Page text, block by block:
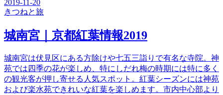
2019-11-20
きつねと旅
城南宮｜京都紅葉情報2019
城南宮は伏見区にある方除けや七五三詣りで有名な寺院。神
苑では四季の花が楽しめ、特にしだれ梅の時期には特に多く
の観光客が押し寄せる人気スポット。紅葉シーズンには神苑
および楽水苑できれいな紅葉を楽しめます。市内中心部より